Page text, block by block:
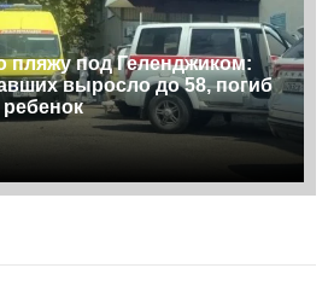
пляжу под Геленджиком:
выросло до 58, погиб